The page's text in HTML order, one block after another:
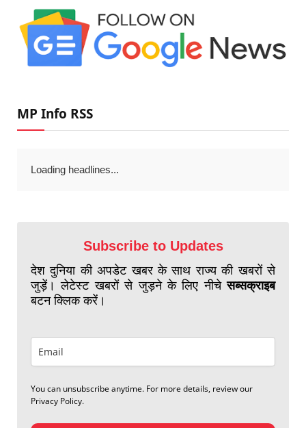
MP Info RSS
Loading headlines...
Subscribe to Updates
देश दुनिया की अपडेट खबर के साथ राज्य की खबरों से
जुड़ें। लेटेस्ट खबरों से जुड़ने के लिए नीचेसब्सक्राइब
बटन क्लिक करें।
You can unsubscribe anytime. For more details, review our
Privacy Policy.